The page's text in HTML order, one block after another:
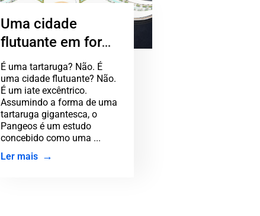
Uma cidade
flutuante em forma
de tartaruga
É uma tartaruga? Não. É
uma cidade flutuante? Não.
É um iate excêntrico.
Assumindo a forma de uma
tartaruga gigantesca, o
Pangeos é um estudo
concebido como uma ...
Ler mais